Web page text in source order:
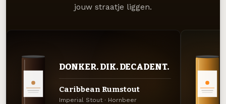
jouw straatje liggen.
DONKER. DIK. DECADENT.
Caribbean Rumstout
Imperial Stout · Hornbeer